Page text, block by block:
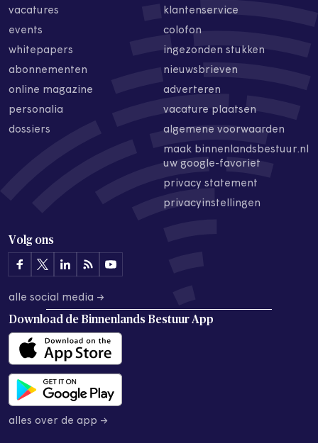
vacatures
events
whitepapers
abonnementen
online magazine
personalia
dossiers
klantenservice
colofon
ingezonden stukken
nieuwsbrieven
adverteren
vacature plaatsen
algemene voorwaarden
maak binnenlandsbestuur.nl
uw google-favoriet
privacy statement
privacyinstellingen
Volg ons
alle social media →
Download de Binnenlands Bestuur App
alles over de app →